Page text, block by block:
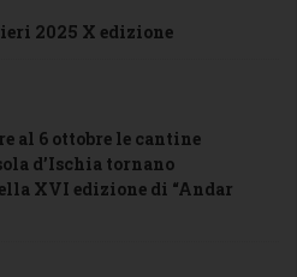
2025 X edizione
al 6 ottobre le cantine
d’Ischia tornano
XVI edizione di “Andar